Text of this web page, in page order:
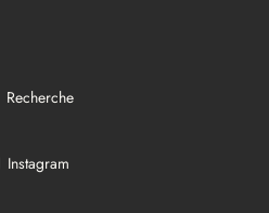
Recherche
Instagram